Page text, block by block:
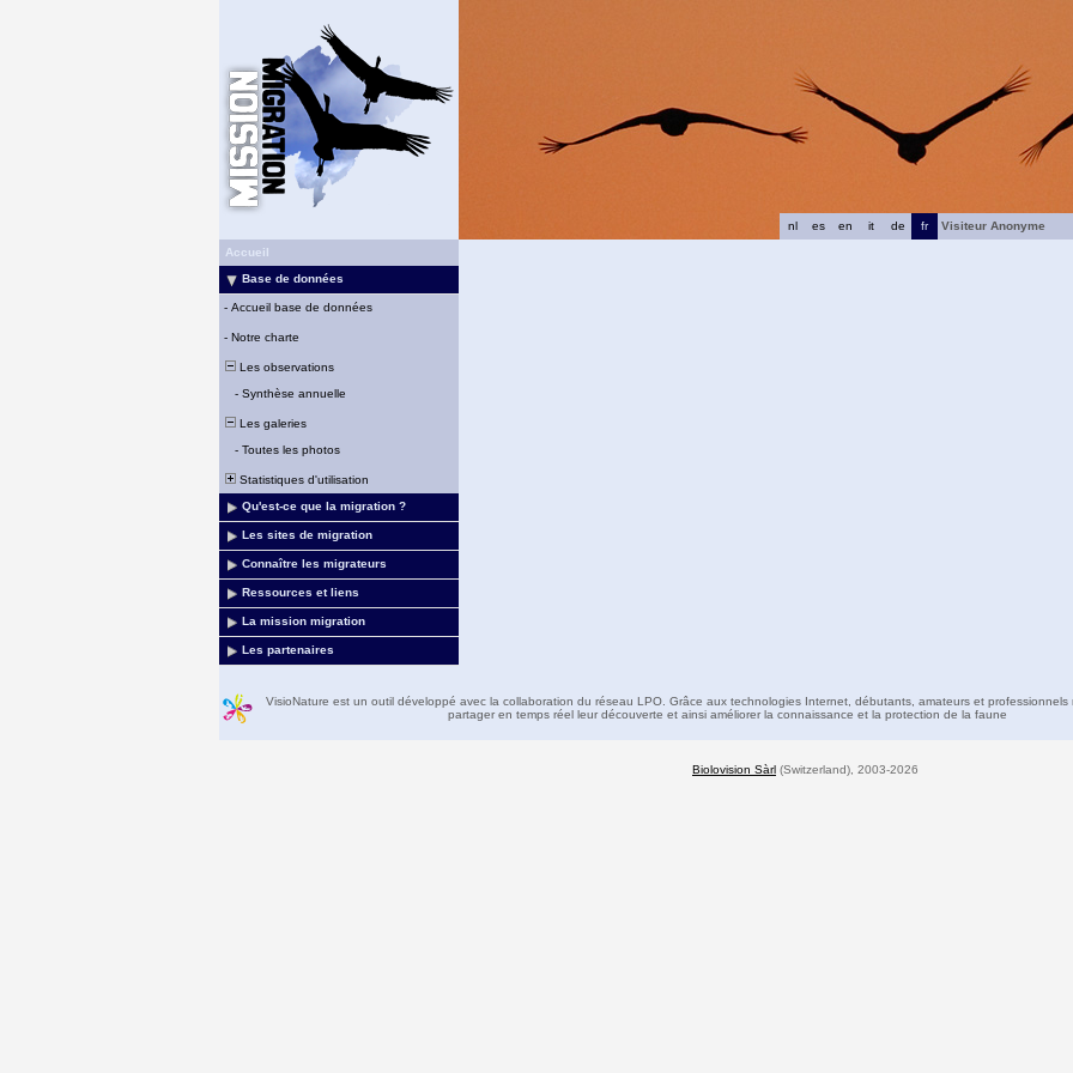
fr
de
it
en
es
nl
Visiteur Anonyme
Accueil
Base de données
- Accueil base de données
- Notre charte
Les observations
- Synthèse annuelle
Les galeries
- Toutes les photos
Statistiques d'utilisation
Qu'est-ce que la migration ?
Les sites de migration
Connaître les migrateurs
Ressources et liens
La mission migration
Les partenaires
VisioNature est un outil développé avec la collaboration du réseau LPO. Grâce aux technologies Internet, débutants, amateurs et professionnels
partager en temps réel leur découverte et ainsi améliorer la connaissance et la protection de la faune
Biolovision Sàrl (Switzerland), 2003-2026